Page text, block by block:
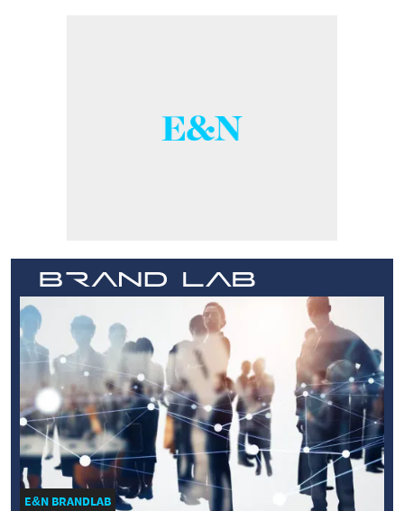
E&N BRANDLAB